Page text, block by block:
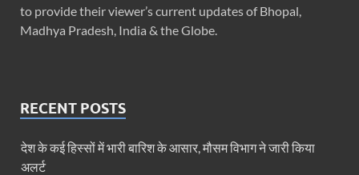
to provide their viewer’s current updates of Bhopal,
Madhya Pradesh, India & the Globe.
RECENT POSTS
देश के कई हिस्सों में भारी बारिश के आसार, मौसम विभाग ने जारी किया
अलर्ट